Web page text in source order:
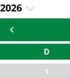
2026
2025
D
1